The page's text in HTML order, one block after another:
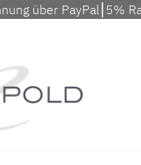
über PayPal⎮5%